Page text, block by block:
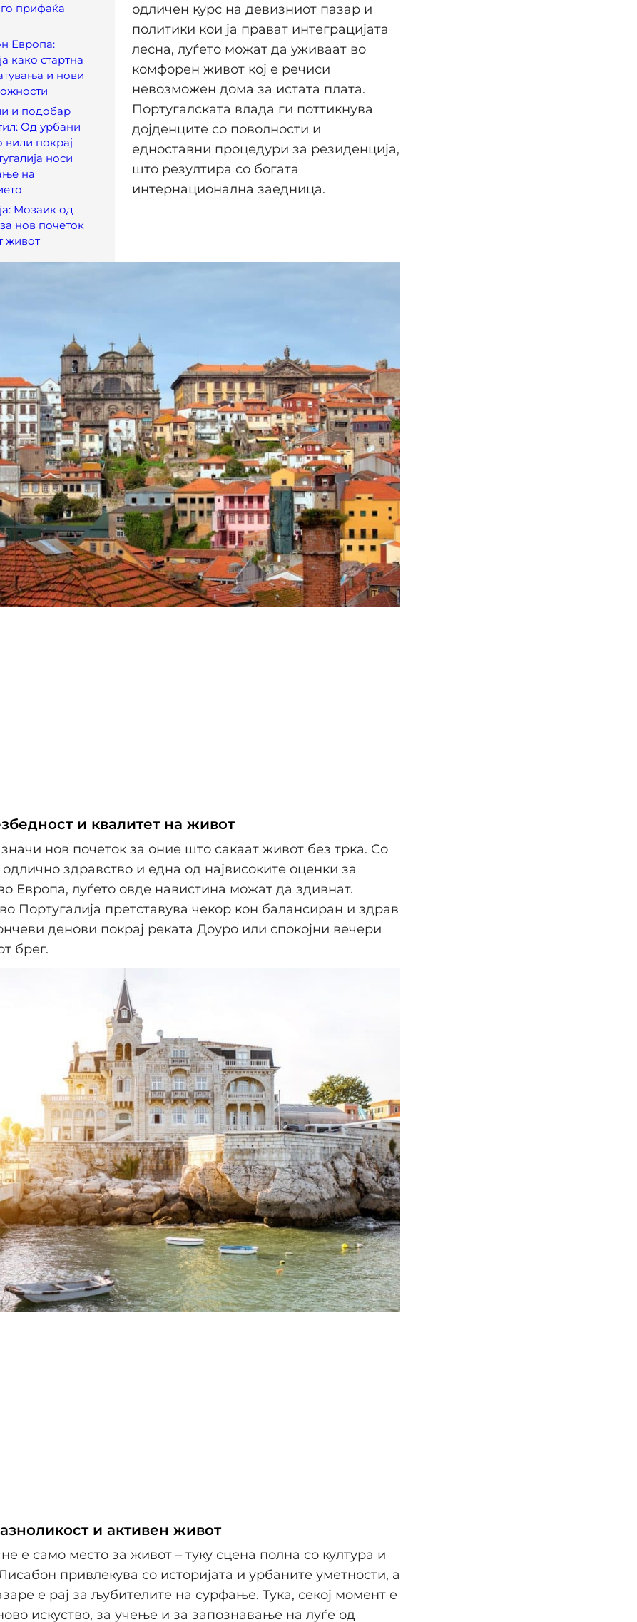
прифаќа
Европа:
како стартна
и нови
и подобар
Од урбани
вили покрај
носи
на
Мозаик од
нов почеток
живот
одличен курс на девизниот пазар и
политики кои ја прават интеграцијата
лесна, луѓето можат да уживаат во
комфорен живот кој е речиси
невозможен дома за истата плата.
Португалската влада ги поттикнува
дојденците со поволности и
едноставни процедури за резиденција,
што резултира со богата
интернационална заедница.
и квалитет на живот
значи нов почеток за оние што сакаат живот без трка. Со
здравство и една од највисоките оценки за
Европа, луѓето овде навистина можат да здивнат.
Португалија претставува чекор кон балансиран и здрав
денови покрај реката Доуро или спокојни вечери
брег.
и активен живот
е само место за живот – туку сцена полна со култура и
привлекува со историјата и урбаните уметности, а
е рај за љубителите на сурфање. Тука, секој момент е
искуство, за учење и за запознавање на луѓе од